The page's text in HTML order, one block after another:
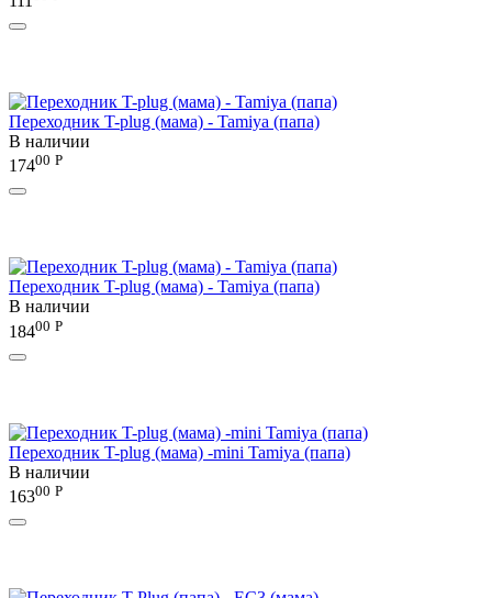
Переходник T-plug (мама) - Tamiya (папа)
В наличии
17400 Р
Переходник T-plug (мама) - Tamiya (папа)
В наличии
18400 Р
Переходник T-plug (мама) -mini Tamiya (папа)
В наличии
16300 Р